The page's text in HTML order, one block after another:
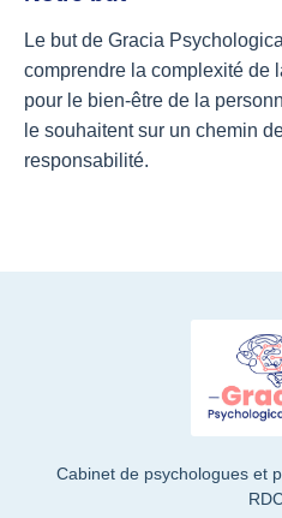
Le but de Gracia
comprendre la complexité de
pour le bien-être de la
le souhaitent sur un chemin
responsabilité.
Cabinet de psychologues et